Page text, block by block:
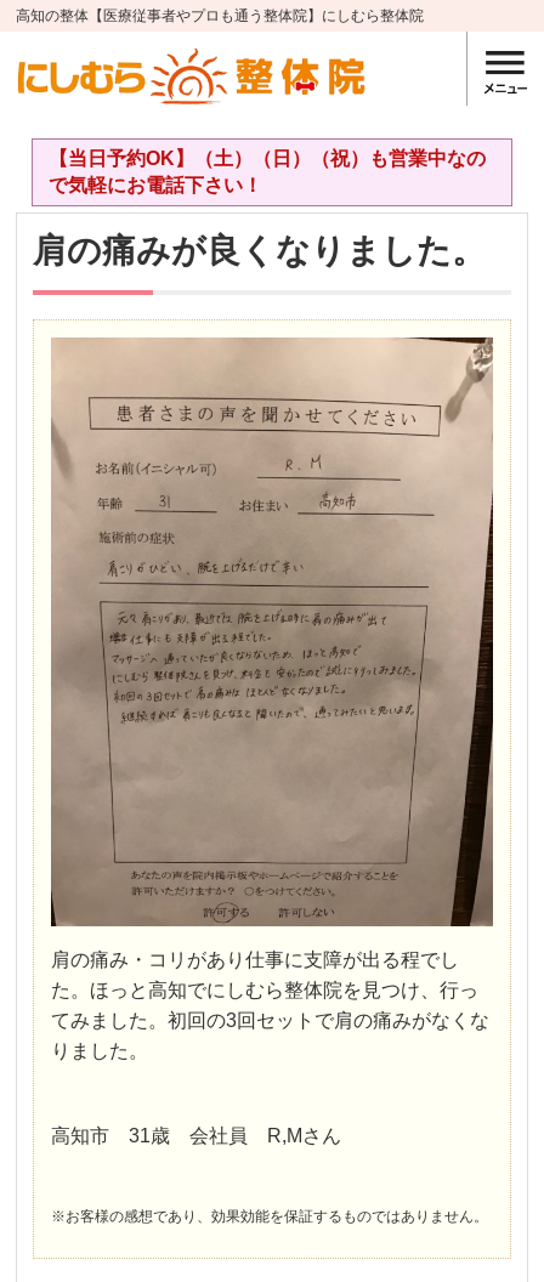
高知の整体【医療従事者やプロも通う整体院】にしむら整体院
【当日予約OK】（土）（日）（祝）も営業中なの
で気軽にお電話下さい！
肩の痛みが良くなりました。
肩の痛み・コリがあり仕事に支障が出る程でし
た。ほっと高知でにしむら整体院を見つけ、行っ
てみました。初回の3回セットで肩の痛みがなくな
りました。
高知市 31歳 会社員 R,Mさん
※お客様の感想であり、効果効能を保証するものではありません。